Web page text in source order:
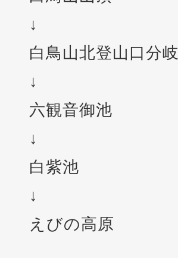
↓
白鳥山北登山口分岐
↓
六観音御池
↓
白紫池
↓
えびの高原